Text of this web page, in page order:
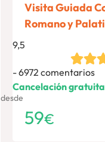
Visita Guiada
Romano y
9,5
6972 comentarios
desde
59€
Cancelación gratuita